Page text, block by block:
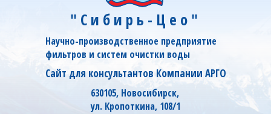
"Сибирь-Цео"
Научно-производственное предприятие
фильтров и систем очистки воды
Сайт для консультантов Компании АРГО
630105, Новосибирск,
ул. Кропоткина, 108/1